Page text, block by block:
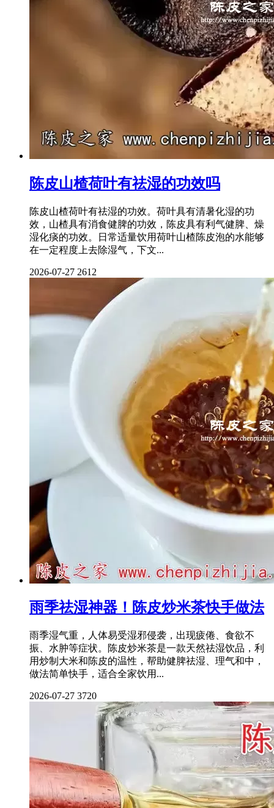
陈皮山楂荷叶有祛湿的功效吗
陈皮山楂荷叶有祛湿的功效。荷叶具有清暑化湿的功
效，山楂具有消食健脾的功效，陈皮具有利气健脾、燥
湿化痰的功效。日常适量饮用荷叶山楂陈皮泡的水能够
在一定程度上去除湿气，下文...
2026-07-27 2612
雨季祛湿神器！陈皮炒米茶快手做法
雨季湿气重，人体易受湿邪侵袭，出现疲倦、食欲不
振、水肿等症状。陈皮炒米茶是一款天然祛湿饮品，利
用炒制大米和陈皮的温性，帮助健脾祛湿、理气和中，
做法简单快手，适合全家饮用...
2026-07-27 3720